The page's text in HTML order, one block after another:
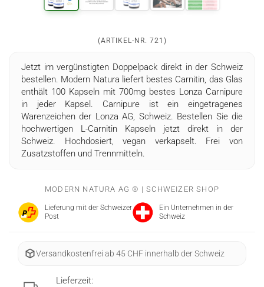
(ARTIKEL-NR. 721 )
Jetzt im vergünstigten Doppelpack direkt in der Schweiz
bestellen. Modern Natura liefert bestes Carnitin, das Glas
enthält 100 Kapseln mit 700mg bestes Lonza Carnipure
in jeder Kapsel. Carnipure ist ein eingetragenes
Warenzeichen der Lonza AG, Schweiz​. Bestellen Sie die
hochwertigen L-Carnitin Kapseln jetzt direkt in der
Schweiz. Hochdosiert, vegan verkapselt. Frei von
Zusatzstoffen und Trennmitteln.
MODERN NATURA AG ® | SCHWEIZER SHOP
Lieferung mit der Schweizer
Post
Ein Unternehmen in der
Schweiz
Versandkostenfrei ab 45 CHF innerhalb der Schweiz
Lieferzeit: